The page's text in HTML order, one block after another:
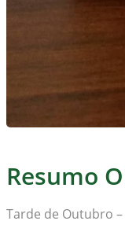
Resumo
Tarde de Outubro